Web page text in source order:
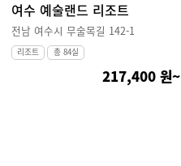
여수 예술랜드 리조트
전남 여수시 무술목길 142-1
리조트 총 84실
217,400 원~